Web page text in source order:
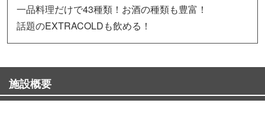
一品料理だけで43種類！お酒の種類も豊富！
話題のEXTRACOLDも飲める！
施設概要